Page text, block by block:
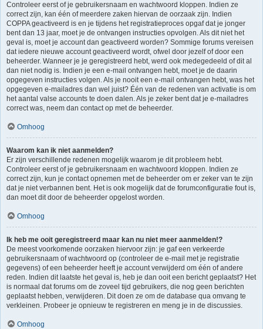
Controleer eerst of je gebruikersnaam en wachtwoord kloppen. Indien ze
correct zijn, kan één of meerdere zaken hiervan de oorzaak zijn. Indien
COPPA geactiveerd is en je tijdens het registratieproces opgaf dat je jonger
bent dan 13 jaar, moet je de ontvangen instructies opvolgen. Als dit niet het
geval is, moet je account dan geactiveerd worden? Sommige forums vereisen
dat iedere nieuwe account geactiveerd wordt, ofwel door jezelf of door een
beheerder. Wanneer je je geregistreerd hebt, werd ook medegedeeld of dit al
dan niet nodig is. Indien je een e-mail ontvangen hebt, moet je de daarin
opgegeven instructies volgen. Als je nooit een e-mail ontvangen hebt, was het
opgegeven e-mailadres dan wel juist? Één van de redenen van activatie is om
het aantal valse accounts te doen dalen. Als je zeker bent dat je e-mailadres
correct was, neem dan contact op met de beheerder.
Omhoog
Waarom kan ik niet aanmelden?
Er zijn verschillende redenen mogelijk waarom je dit probleem hebt.
Controleer eerst of je gebruikersnaam en wachtwoord kloppen. Indien ze
correct zijn, kun je contact opnemen met de beheerder om er zeker van te zijn
dat je niet verbannen bent. Het is ook mogelijk dat de forumconfiguratie fout is,
dan moet dit door de beheerder opgelost worden.
Omhoog
Ik heb me ooit geregistreerd maar kan nu niet meer aanmelden!?
De meest voorkomende oorzaken hiervoor zijn: je gaf een verkeerde
gebruikersnaam of wachtwoord op (controleer de e-mail met je registratie
gegevens) of een beheerder heeft je account verwijderd om één of andere
reden. Indien dit laatste het geval is, heb je dan ooit een bericht geplaatst? Het
is normaal dat forums om de zoveel tijd gebruikers, die nog geen berichten
geplaatst hebben, verwijderen. Dit doen ze om de database qua omvang te
verkleinen. Probeer je opnieuw te registreren en meng je in de discussies.
Omhoog